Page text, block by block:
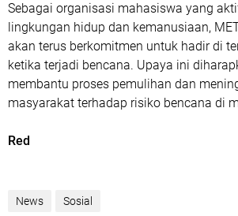
Sebagai organisasi mahasiswa yang
lingkungan hidup dan kemanusiaan,
akan terus berkomitmen untuk hadir di
ketika terjadi bencana. Upaya ini
membantu proses pemulihan dan
masyarakat terhadap risiko bencana di
Red
News Sosial